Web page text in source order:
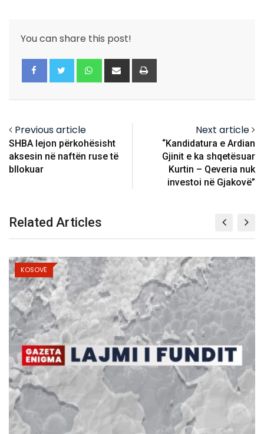
You can share this post!
Whatsapp
Share
via
Previous article
SHBA lejon përkohësisht
aksesin në naftën ruse të
bllokuar
Next article
“Kandidatura e Ardian
Gjinit e ka shqetësuar
Kurtin – Qeveria nuk
investoi në Gjakovë”
Related Articles
KOSOVË